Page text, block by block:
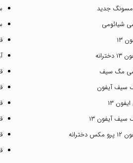
جدید
شیائومی
۱۳
مگ سیف
سیف آیفون
۱۳
آیفون ۱۳